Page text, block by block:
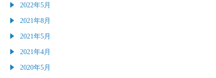
2022年5月
2021年8月
2021年5月
2021年4月
2020年5月